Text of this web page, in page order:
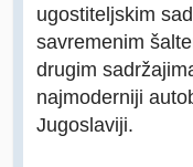
ugostiteljskim
savremenim
drugim
najmoderniji
Jugoslaviji.